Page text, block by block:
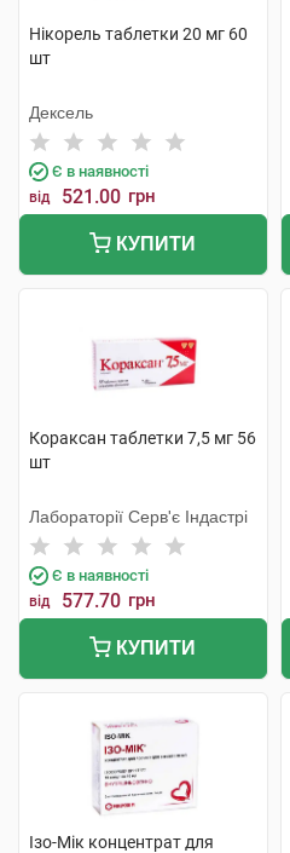
Нікорель таблетки 20 мг 60
шт
Дексель
Є в наявності
від 521.00 грн
КУПИТИ
Кораксан таблетки 7,5 мг 56
шт
Лабораторії Серв'є Індастрі
Є в наявності
від 577.70 грн
КУПИТИ
Ізо-Мік концентрат для